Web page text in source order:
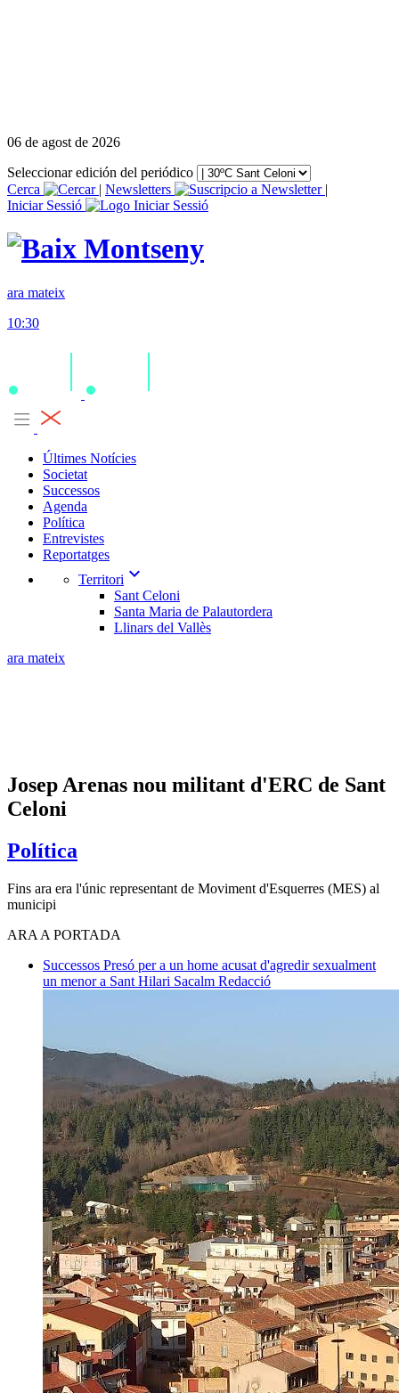
06 de agost de 2026
Seleccionar edición del periódico
Cerca
| Newsletters
|
Iniciar Sessió
ara mateix
10:30
Últimes Notícies
Societat
Successos
Agenda
Política
Entrevistes
Reportatges
Territori expand_more
Sant Celoni
Santa Maria de Palautordera
Llinars del Vallès
ara mateix
Josep Arenas nou militant d'ERC de Sant
Celoni
Política
Fins ara era l'únic representant de Moviment d'Esquerres (MES) al
municipi
ARA A PORTADA
Successos Presó per a un home acusat d'agredir sexualment
un menor a Sant Hilari Sacalm Redacció